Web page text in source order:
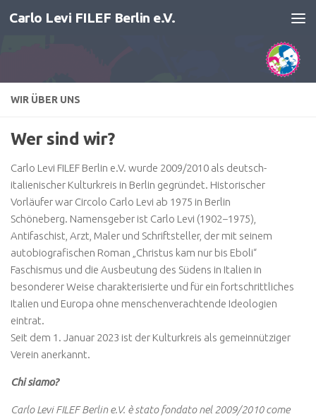
Zum Inhalt springen
Carlo Levi FILEF Berlin e.V.
WIR ÜBER UNS
Wer sind wir?
Carlo Levi FILEF Berlin e.V. wurde 2009/2010 als deutsch-
italienischer Kulturkreis in Berlin gegründet. Historischer
Vorläufer war Circolo Carlo Levi ab 1975 in Berlin
Schöneberg. Namensgeber ist Carlo Levi (1902−1975),
Antifaschist, Arzt, Maler und Schriftsteller, der mit seinem
autobiografischen Roman „Christus kam nur bis Eboli“
Faschismus und die Ausbeutung des Südens in Italien in
besonderer Weise charakterisierte und für ein fortschrittliches
Italien und Europa ohne menschenverachtende Ideologien
eintrat.
Seit dem 1. Januar 2023 ist der Kulturkreis als gemeinnütziger
Verein anerkannt.
Chi siamo?
Carlo Levi FILEF Berlin e.V. è stato fondato nel 2009/2010 come